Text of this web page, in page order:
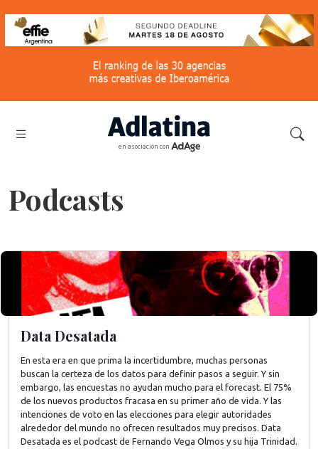
en asociación con
Podcasts
Data Desatada
En esta era en que prima la incertidumbre, muchas personas
buscan la certeza de los datos para definir pasos a seguir. Y sin
embargo, las encuestas no ayudan mucho para el forecast. El 75%
de los nuevos productos fracasa en su primer año de vida. Y las
intenciones de voto en las elecciones para elegir autoridades
alrededor del mundo no ofrecen resultados muy precisos. Data
Desatada es el podcast de Fernando Vega Olmos y su hija Trinidad.